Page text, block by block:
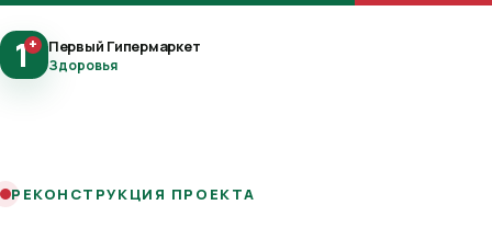
1+ Первый Гипермаркет
Здоровья
РЕКОНСТРУКЦИЯ ПРОЕКТА